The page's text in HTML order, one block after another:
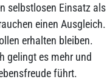
selbstlosen Einsatz als
einen Ausgleich.
erhalten bleiben.
gelingt es mehr und
führt.